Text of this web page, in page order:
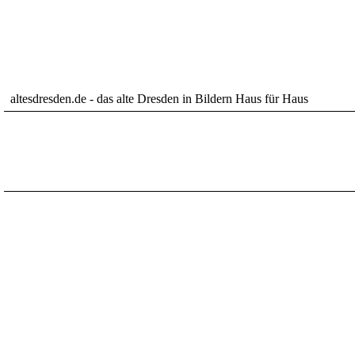
altesdresden.de - das alte Dresden in Bildern Haus für Haus